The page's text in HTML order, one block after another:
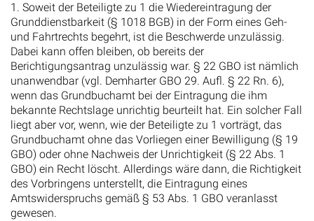
1. Soweit der Beteiligte zu 1 die Wiedereintragung der
Grunddienstbarkeit (§ 1018 BGB) in der Form eines Geh-
und Fahrtrechts begehrt, ist die Beschwerde unzulässig.
Dabei kann offen bleiben, ob bereits der
Berichtigungsantrag unzulässig war. § 22 GBO ist nämlich
unanwendbar (vgl. Demharter GBO 29. Aufl. § 22 Rn. 6),
wenn das Grundbuchamt bei der Eintragung die ihm
bekannte Rechtslage unrichtig beurteilt hat. Ein solcher Fall
liegt aber vor, wenn, wie der Beteiligte zu 1 vorträgt, das
Grundbuchamt ohne das Vorliegen einer Bewilligung (§ 19
GBO) oder ohne Nachweis der Unrichtigkeit (§ 22 Abs. 1
GBO) ein Recht löscht. Allerdings wäre dann, die Richtigkeit
des Vorbringens unterstellt, die Eintragung eines
Amtswiderspruchs gemäß § 53 Abs. 1 GBO veranlasst
gewesen.